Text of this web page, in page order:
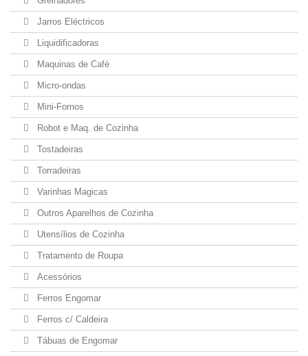
Jarros Eléctricos
Liquidificadoras
Maquinas de Café
Micro-ondas
Mini-Fornos
Robot e Maq. de Cozinha
Tostadeiras
Torradeiras
Varinhas Magicas
Outros Aparelhos de Cozinha
Utensílios de Cozinha
Tratamento de Roupa
Acessórios
Ferros Engomar
Ferros c/ Caldeira
Tábuas de Engomar